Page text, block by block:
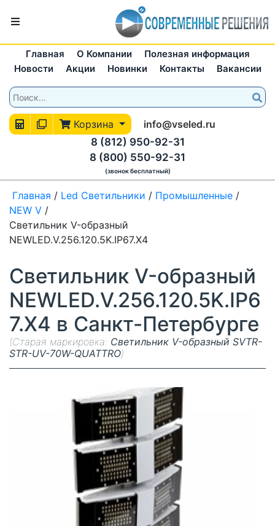
Главная О Компании
Полезная информация
Новости
Акции Новинки Контакты Вакансии
Корзина
info@vseled.ru
8 (812) 950-92-31
8 (800) 550-92-31
(звонок бесплатный)
Главная / Led Светильники / Промышленные /
NEW V /
Светильник V-образный
NEWLED.V.256.120.5K.IP67.X4
Светильник V-образный
NEWLED.V.256.120.5K.IP6
7.X4 в Санкт-Петербурге
(Старая маркировка: Светильник V-образный SVTR-
STR-UV-70W-QUATTRO)